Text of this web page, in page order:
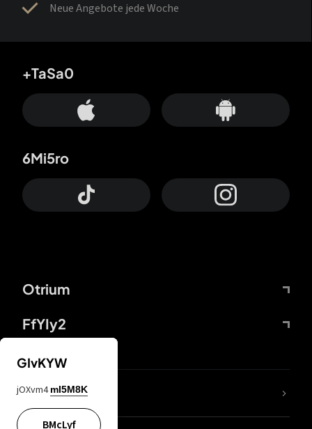
Neue Angebote jede Woche
Otrium
FfYIy2
+TaSa0
6Mi5ro
DDcvSo
GIvKYW
jOXvm4 mI5M8K
BMcLyf